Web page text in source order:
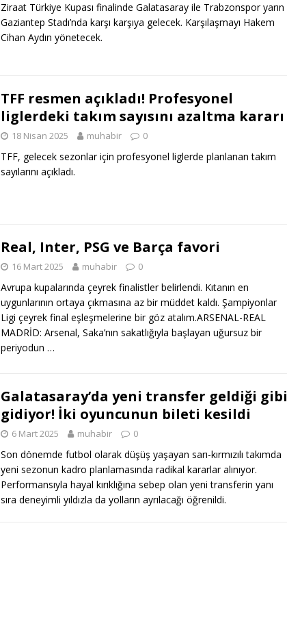
Ziraat Türkiye Kupası finalinde Galatasaray ile Trabzonspor yarın
Gaziantep Stadı’nda karşı karşıya gelecek. Karşılaşmayı Hakem
Cihan Aydın yönetecek.
TFF resmen açıkladı! Profesyonel
liglerdeki takım sayısını azaltma kararı
18 Nisan 2025 muhabir 0
TFF, gelecek sezonlar için profesyonel liglerde planlanan takım
sayılarını açıkladı.
Real, Inter, PSG ve Barça favori
16 Mart 2025 muhabir 0
Avrupa kupalarında çeyrek finalistler belirlendi. Kıtanın en
uygunlarının ortaya çıkmasına az bir müddet kaldı. Şampiyonlar
Ligi çeyrek final eşleşmelerine bir göz atalım.ARSENAL-REAL
MADRİD: Arsenal, Saka’nın sakatlığıyla başlayan uğursuz bir
periyodun …
Galatasaray’da yeni transfer geldiği gibi
gidiyor! İki oyuncunun bileti kesildi
6 Mart 2025 muhabir 0
Son dönemde futbol olarak düşüş yaşayan sarı-kırmızılı takımda
yeni sezonun kadro planlamasında radikal kararlar alınıyor.
Performansıyla hayal kırıklığına sebep olan yeni transferin yanı
sıra deneyimli yıldızla da yolların ayrılacağı öğrenildi.